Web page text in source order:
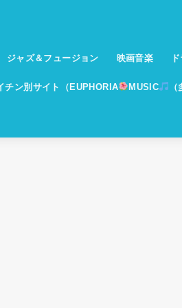
ジャズ＆フュージョン 映画音楽
チン別サイト（EUPHORIA MUSIC